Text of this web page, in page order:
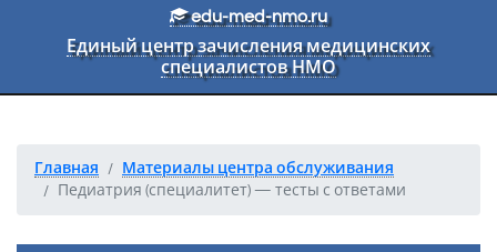
Перейти к основному текстуedu-med-nmo.ru
Единый центр зачисления медицинских
специалистов НМО
Главная
Материалы центра обслуживания
Педиатрия (специалитет) — тесты с ответами